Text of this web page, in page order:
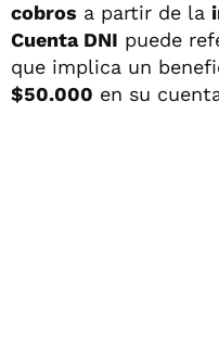
cobros a partir de la
Cuenta DNI puede
que implica un
$50.000 en su